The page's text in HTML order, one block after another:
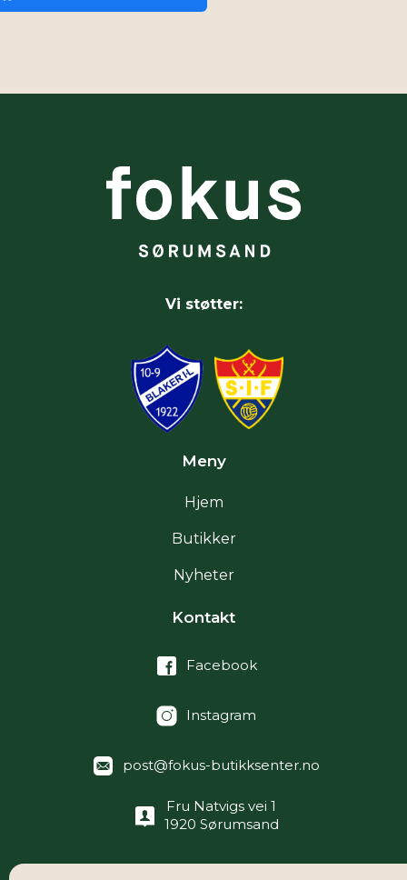
Vi støtter:
Meny
Hjem
Butikker
Nyheter
Kontakt
Facebook
Instagram
post@fokus-butikksenter.no
Fru Natvigs vei 1
1920 Sørumsand